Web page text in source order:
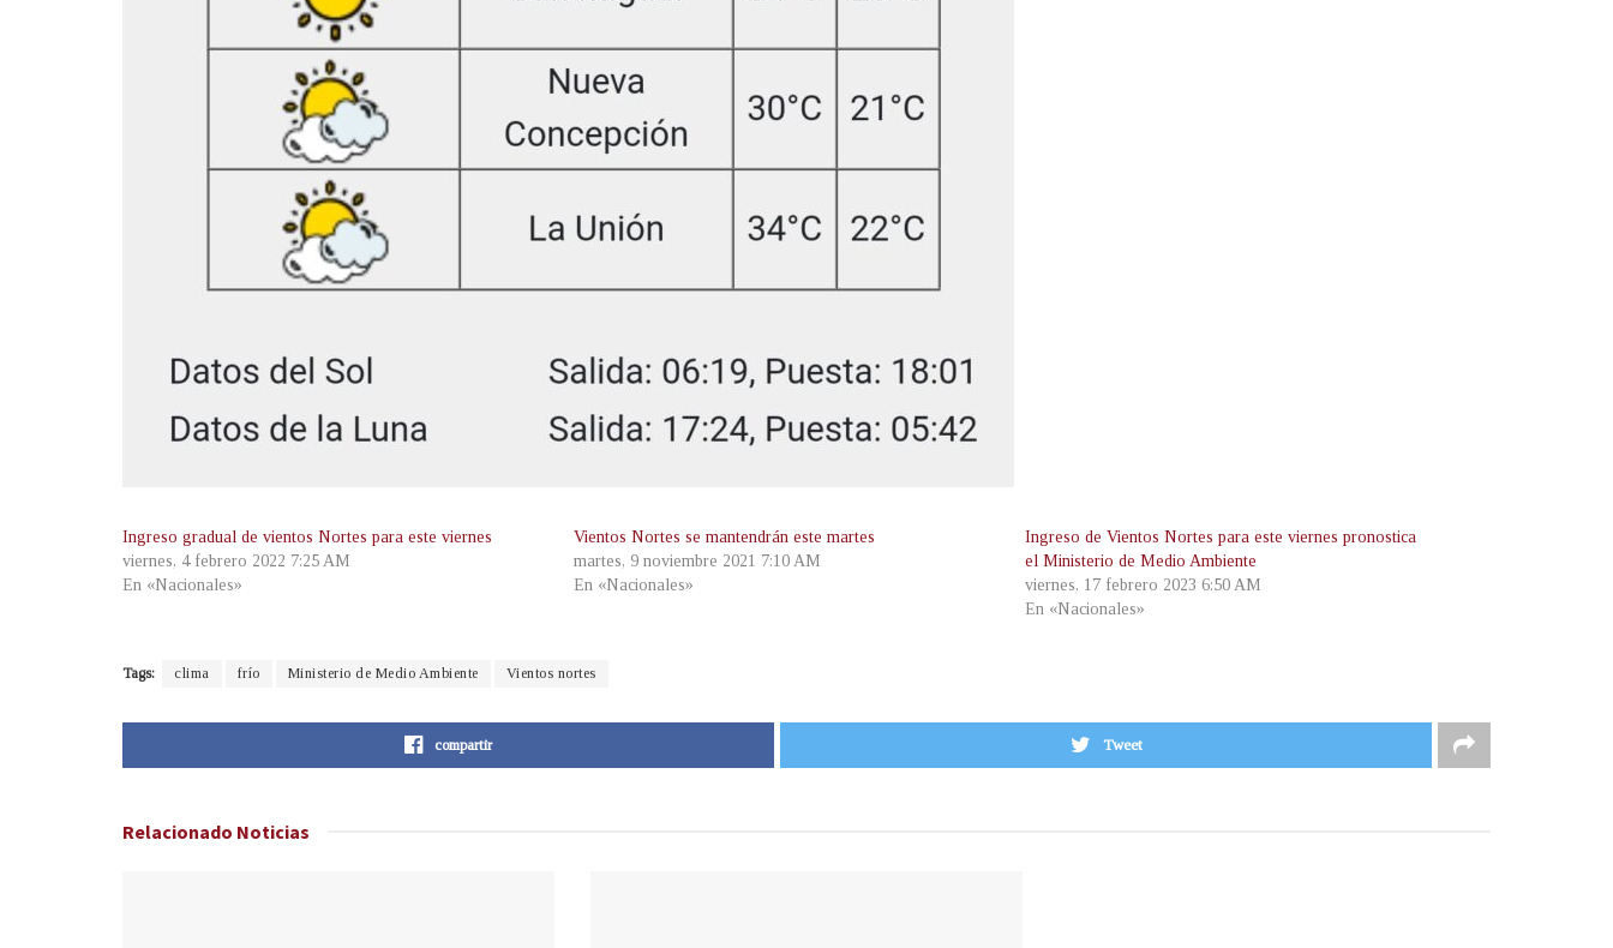
Ingreso gradual de vientos Nortes para este viernes
viernes, 4 febrero 2022 7:25 AM
En «Nacionales»
Vientos Nortes se mantendrán este martes
martes, 9 noviembre 2021 7:10 AM
En «Nacionales»
Ingreso de Vientos Nortes para este viernes pronostica
el Ministerio de Medio Ambiente
viernes, 17 febrero 2023 6:50 AM
En «Nacionales»
Tags: clima frío Ministerio de Medio Ambiente Vientos nortes
compartir Tweet
Relacionado Noticias